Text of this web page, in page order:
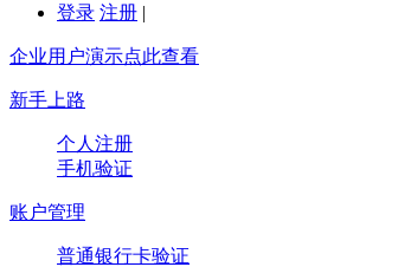
登录 注册 |
企业用户演示点此查看
新手上路
个人注册
手机验证
账户管理
普通银行卡验证